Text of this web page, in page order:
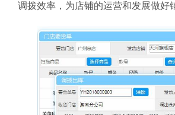
调拨效率，为店铺的运营和发展做好